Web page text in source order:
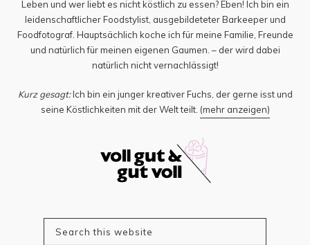
Leben und wer liebt es nicht köstlich zu essen? Eben! Ich bin ein
leidenschaftlicher Foodstylist, ausgebildeteter Barkeeper und
Foodfotograf. Hauptsächlich koche ich für meine Familie, Freunde
und natürlich für meinen eigenen Gaumen. – der wird dabei
natürlich nicht vernachlässigt!
Kurz gesagt:Ich bin ein junger kreativer Fuchs, der gerne isst und
seine Köstlichkeiten mit der Welt teilt. (mehr anzeigen)